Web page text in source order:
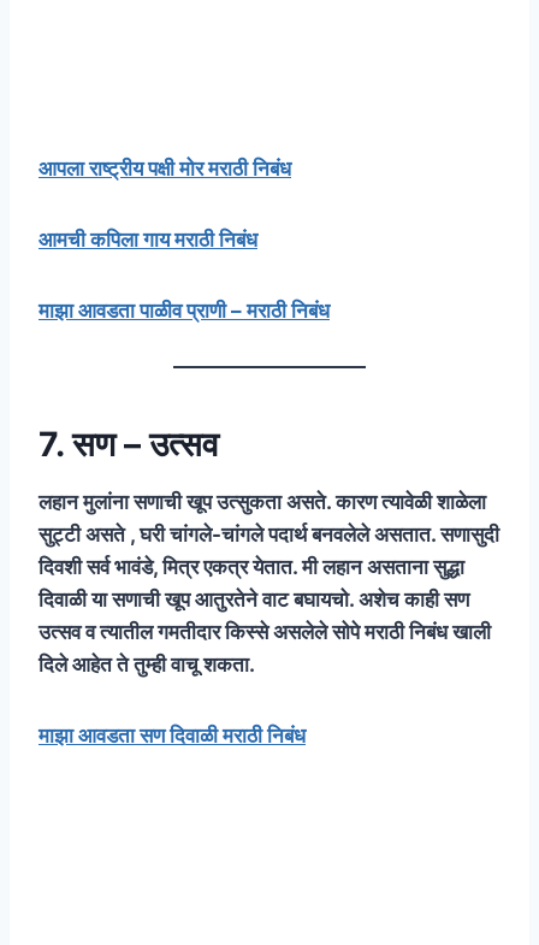
आपला राष्ट्रीय पक्षी मोर मराठी निबंध
आमची कपिला गाय मराठी निबंध
माझा आवडता पाळीव प्राणी – मराठी निबंध
7. सण – उत्सव
लहान मुलांना सणाची खूप उत्सुकता असते. कारण त्यावेळी शाळेला
सुट्टी असते , घरी चांगले-चांगले पदार्थ बनवलेले असतात. सणासुदी
दिवशी सर्व भावंडे, मित्र एकत्र येतात. मी लहान असताना सुद्धा
दिवाळी या सणाची खूप आतुरतेने वाट बघायचो. अशेच काही सण
उत्सव व त्यातील गमतीदार किस्से असलेले सोपे मराठी निबंध खाली
दिले आहेत ते तुम्ही वाचू शकता.
माझा आवडता सण दिवाळी मराठी निबंध